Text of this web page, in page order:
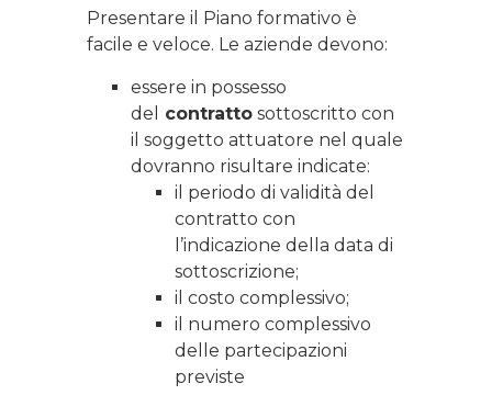
Presentare il Piano formativo è
facile e veloce. Le aziende devono:
essere in possesso
del
contratto sottoscritto con
il soggetto attuatore nel quale
dovranno risultare indicate:
il periodo di validità del
contratto con
l’indicazione della data di
sottoscrizione;
il costo complessivo;
il numero complessivo
delle partecipazioni
previste